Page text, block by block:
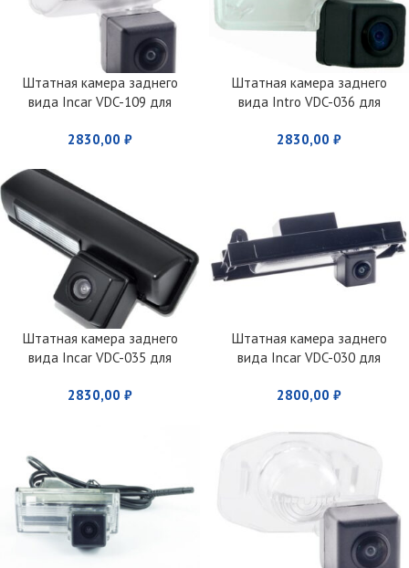
Штатная камера заднего
вида Incar VDC-109 для
2830,00 ₽
Штатная камера заднего
вида Intro VDC-036 для
2830,00 ₽
Штатная камера заднего
вида Incar VDC-035 для
Grandis/Pajero Sport II
2830,00 ₽
Штатная камера заднего
вида Incar VDC-030 для
2800,00 ₽